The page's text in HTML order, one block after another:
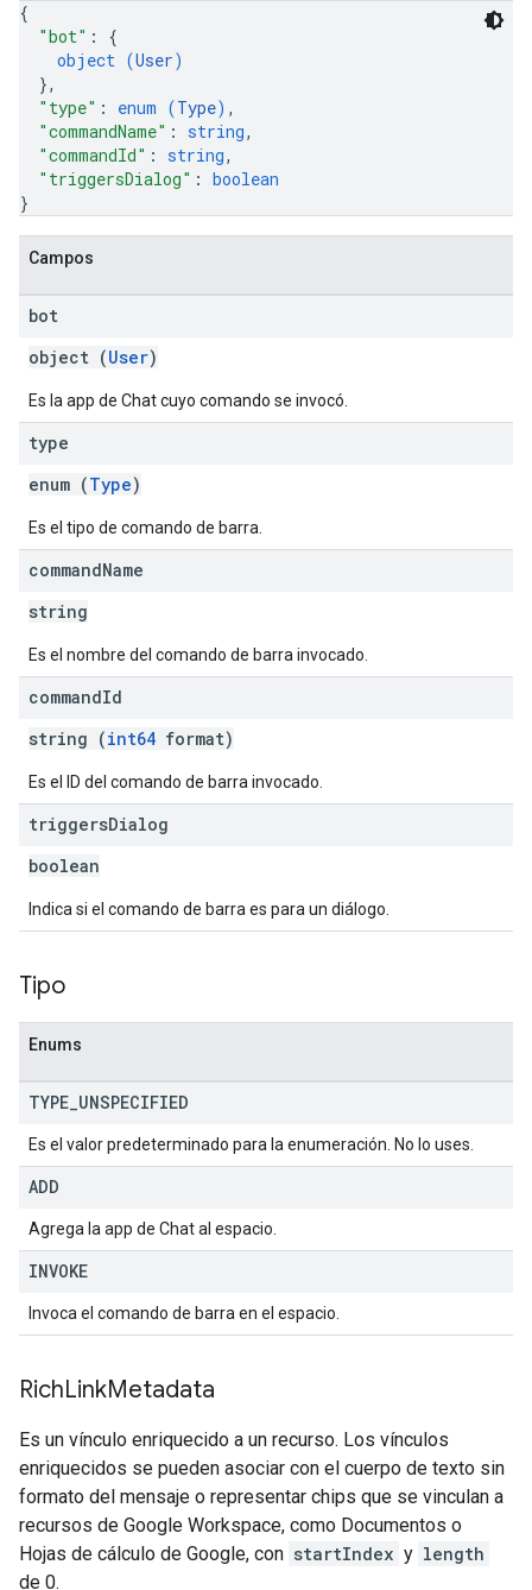
{
"bot" : {
object (User)
},
"type" : enum (Type) ,
"commandName" : string,
"commandId" : string,
"triggersDialog" : boolean
}
Campos
bot
object (User)
Es la app de Chat cuyo comando se invocó.
type
enum (Type)
Es el tipo de comando de barra.
commandName
string
Es el nombre del comando de barra invocado.
commandId
string (int64 format)
Es el ID del comando de barra invocado.
triggersDialog
boolean
Indica si el comando de barra es para un diálogo.
Tipo
Enums
TYPE UNSPECIFIED
Es el valor predeterminado para la enumeración. No lo uses.
ADD
Agrega la app de Chat al espacio.
INVOKE
Invoca el comando de barra en el espacio.
RichLinkMetadata
Es un vínculo enriquecido a un recurso. Los vínculos
enriquecidos se pueden asociar con el cuerpo de texto sin
formato del mensaje o representar chips que se vinculan a
recursos de Google Workspace, como Documentos o
Hojas de cálculo de Google, con startIndex y length
de 0.